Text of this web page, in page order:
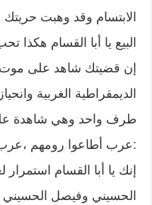
الابتسام وقد وهبت
البيع يا أبا القسام هكذا
إن قضيتك شاهد على موت
الديمقراطية الغربية
طرف واحد وهي شاهدة
:عرب أطاعوا رومهم
إنك يا أبا القسام
الحسيني وفيصل